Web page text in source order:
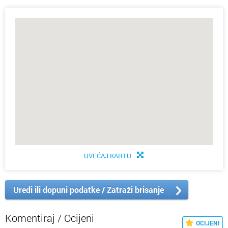
UVEĆAJ KARTU
Uredi ili dopuni podatke / Zatraži brisanje
Komentiraj / Ocijeni OCIJENI